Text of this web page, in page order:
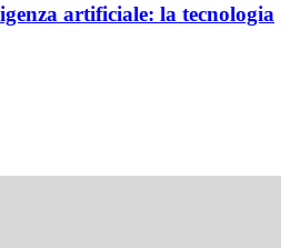
artificiale: la tecnologia